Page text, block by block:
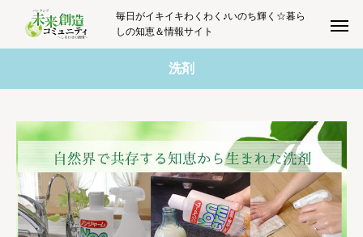
毎日がイキイキわくわく♪いのち輝く☆暮ら
しの知恵＆情報サイト
洗剤